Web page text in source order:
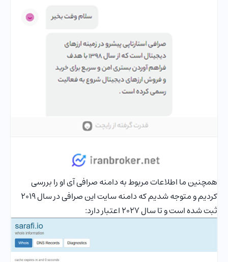
همچنین ما اطلاعات مربوط به دامنه صرافی آی او را بررسی
کردیم و متوجه شدیم که دامنه سایت این صرافی در سال 2019
ثبت شده است و تا سال 2027 اعتبار دارد: